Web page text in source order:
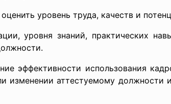
уровень труда, качеств и
уровня знаний, практических
эффективности использования
изменении аттестуемому